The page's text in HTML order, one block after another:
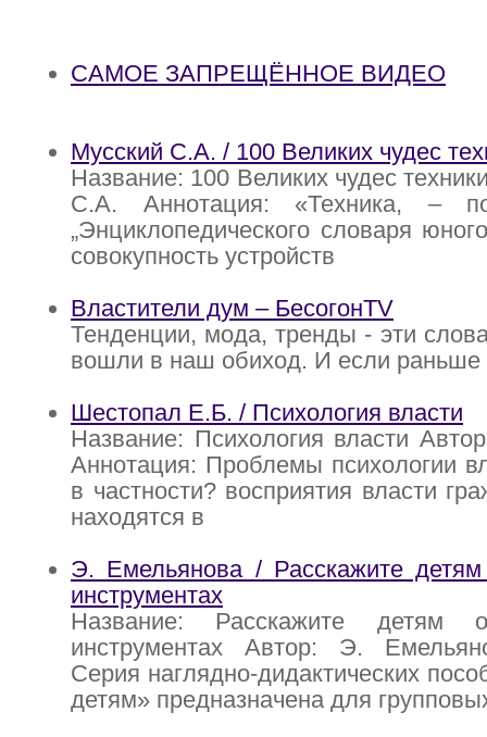
САМОЕ ЗАПРЕЩЁННОЕ ВИДЕО
Мусский С.А. / 100 Великих чудес
Название: 100 Великих чудес
С.А. Аннотация: «Техника, –
„Энциклопедического словаря
совокупность устройств
Властители дум – БесогонTV
Тенденции, мода, тренды - эти
вошли в наш обиход. И если раньше
Шестопал Е.Б. / Психология власти
Название: Психология власти
Аннотация: Проблемы психологии
в частности? восприятия власти
находятся в
Э. Емельянова / Расскажите
инструментах
Название: Расскажите детям
инструментах Автор: Э.
Серия наглядно-дидактических
детям» предназначена для